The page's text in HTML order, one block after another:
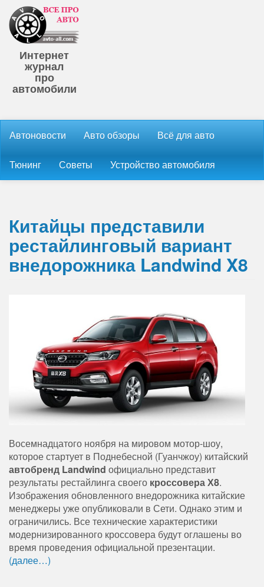
Интернет
журнал
про
автомобили
Автоновости Авто обзоры Всё для авто
Тюнинг Советы Устройство автомобиля
Китайцы представили
рестайлинговый вариант
внедорожника Landwind X8
Восемнадцатого ноября на мировом мотор-шоу,
которое стартует в Поднебесной (Гуанчжоу) китайский
автобренд Landwind официально представит
результаты рестайлинга своего кроссовера Х8.
Изображения обновленного внедорожника китайские
менеджеры уже опубликовали в Сети. Однако этим и
ограничились. Все технические характеристики
модернизированного кроссовера будут оглашены во
время проведения официальной презентации.
(далее…)